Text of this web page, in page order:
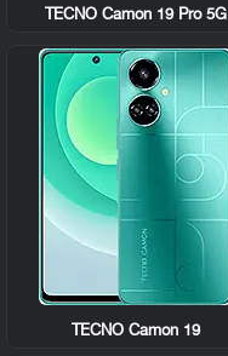
TECNO Camon 19 Pro 5G
TECNO Camon 19